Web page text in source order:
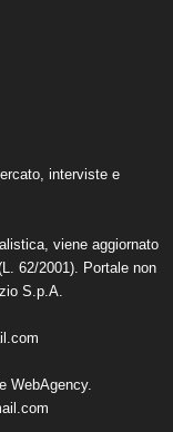
interviste e
viene aggiornato
62/2001). Portale non
S.p.A.
WebAgency.